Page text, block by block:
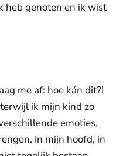
heb genoten en ik wist
me af: hoe kán dit?!
ik mijn kind zo
emoties,
In mijn hoofd, in